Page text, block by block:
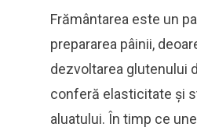
Frământarea este un
prepararea pâinii,
dezvoltarea glutenului
conferă elasticitate și
aluatului. În timp ce